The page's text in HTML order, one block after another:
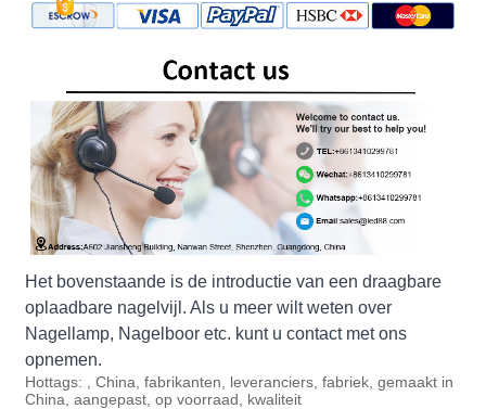
Het bovenstaande is de introductie van een draagbare
oplaadbare nagelvijl. Als u meer wilt weten over
Nagellamp, Nagelboor etc. kunt u contact met ons
opnemen.
Hottags: , China, fabrikanten, leveranciers, fabriek, gemaakt in
China, aangepast, op voorraad, kwaliteit